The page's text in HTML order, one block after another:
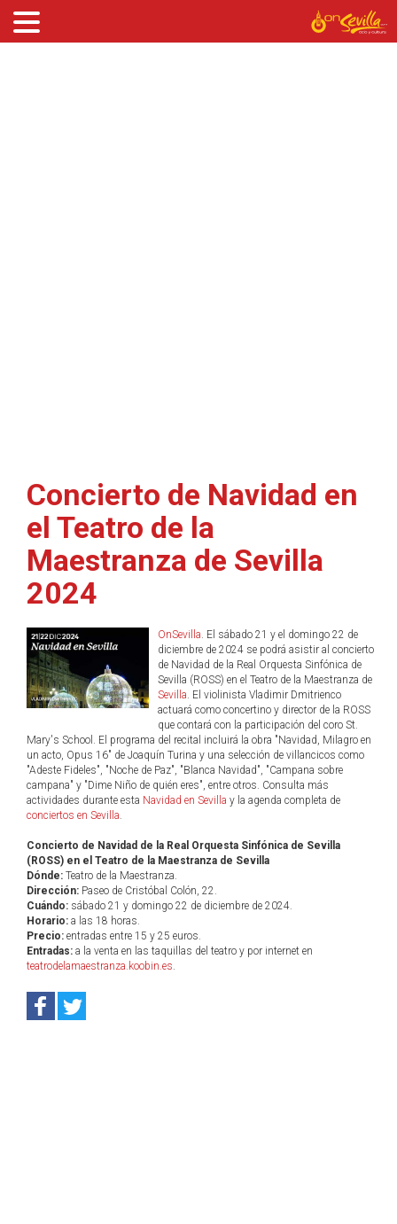
Concierto de Navidad en
el Teatro de la
Maestranza de Sevilla
2024
OnSevilla. El sábado 21 y el domingo 22 de
diciembre de 2024 se podrá asistir al concierto
de Navidad de la Real Orquesta Sinfónica de
Sevilla (ROSS) en el Teatro de la Maestranza de
Sevilla. El violinista Vladimir Dmitrienco
actuará como concertino y director de la ROSS
que contará con la participación del coro St.
Mary's School. El programa del recital incluirá la obra "Navidad, Milagro en
un acto, Opus 16" de Joaquín Turina y una selección de villancicos como
"Adeste Fideles", "Noche de Paz", "Blanca Navidad", "Campana sobre
campana" y "Dime Niño de quién eres", entre otros. Consulta más
actividades durante esta Navidad en Sevilla y la agenda completa de
conciertos en Sevilla.
Concierto de Navidad de la Real Orquesta Sinfónica de Sevilla
(ROSS) en el Teatro de la Maestranza de Sevilla
Dónde: Teatro de la Maestranza.
Dirección: Paseo de Cristóbal Colón, 22.
Cuándo: sábado 21 y domingo 22 de diciembre de 2024.
Horario: a las 18 horas.
Precio: entradas entre 15 y 25 euros.
Entradas: a la venta en las taquillas del teatro y por internet en
teatrodelamaestranza.koobin.es.